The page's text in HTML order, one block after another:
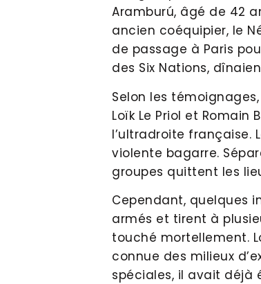
Aramburú, âgé de 42
ancien coéquipier, le
de passage à Paris
des Six Nations,
Selon les
Loïk Le Priol et
l’ultradroite française.
violente bagarre.
groupes quittent les
Cependant, quelques
armés et tirent à
touché mortellement.
connue des milieux
spéciales, il avait déjà